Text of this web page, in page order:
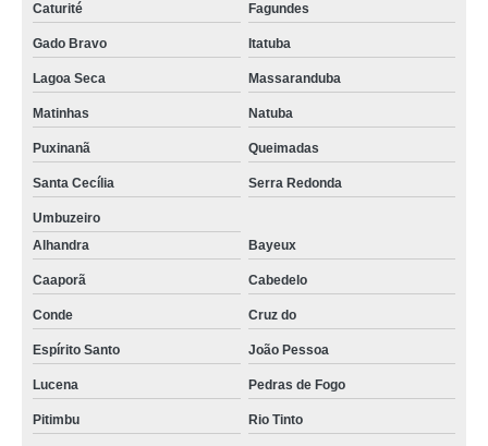
Caturité Fagundes
Gado Bravo Itatuba
Lagoa Seca Massaranduba
Matinhas Natuba
Puxinanã Queimadas
Santa Cecília Serra Redonda
Umbuzeiro
Alhandra
Bayeux
Caaporã Cabedelo
Conde Cruz do
Espírito Santo João Pessoa
Lucena Pedras de Fogo
Pitimbu Rio Tinto